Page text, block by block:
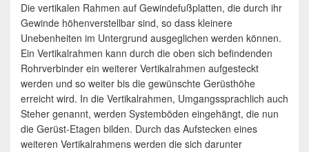
Die vertikalen Rahmen auf Gewindefußplatten, die durch ihr
Gewinde höhenverstellbar sind, so dass kleinere
Unebenheiten im Untergrund ausgeglichen werden können.
Ein Vertikalrahmen kann durch die oben sich befindenden
Rohrverbinder ein weiterer Vertikalrahmen aufgesteckt
werden und so weiter bis die gewünschte Gerüsthöhe
erreicht wird. In die Vertikalrahmen, Umgangssprachlich auch
Steher genannt, werden Systemböden eingehängt, die nun
die Gerüst-Etagen bilden. Durch das Aufstecken eines
weiteren Vertikalrahmens werden die sich darunter